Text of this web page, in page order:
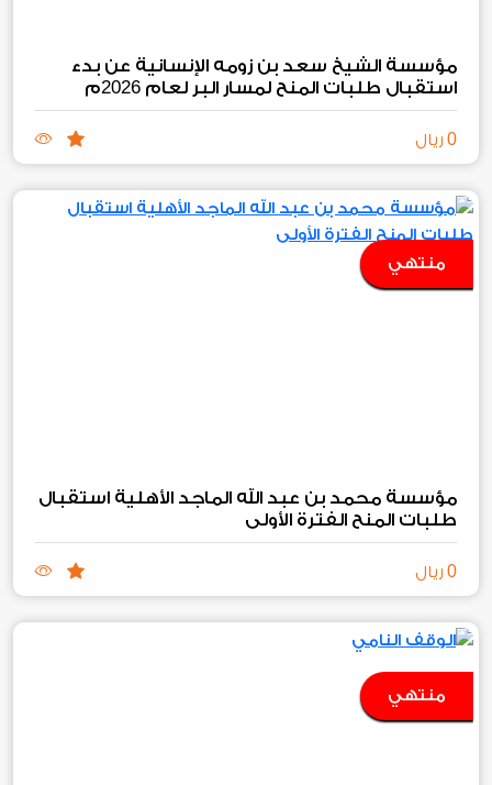
مؤسسة الشيخ سعد بن زومه الإنسانية عن بدء
استقبال طلبات المنح لمسار البر لعام 2026م
0 ريال
منتهي
مؤسسة محمد بن عبد الله الماجد الأهلية استقبال
طلبات المنح الفترة الأولى
0 ريال
منتهي